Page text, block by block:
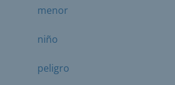
menor
niño
peligro